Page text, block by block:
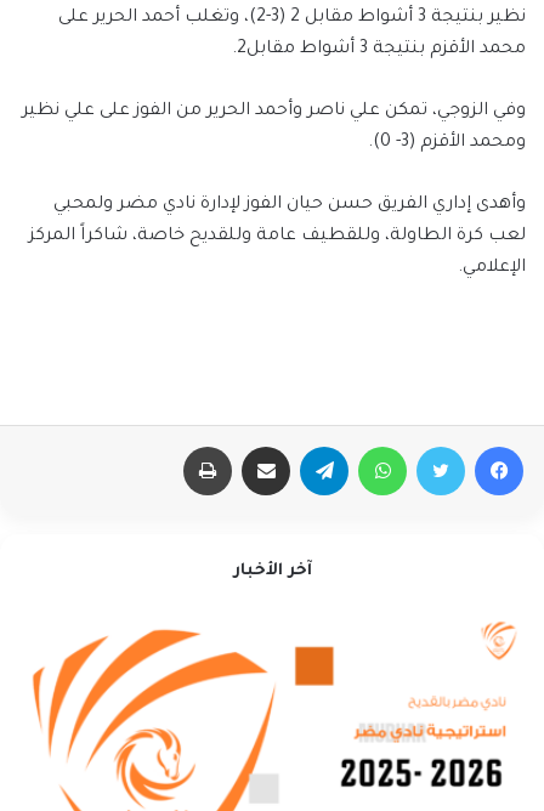
نظير بنتيجة 3 أشواط مقابل 2 (3-2)، وتغلب أحمد الحرير على
محمد الأقزم بنتيجة 3 أشواط مقابل2.
وفي الزوجي، تمكن علي ناصر وأحمد الحرير من الفوز على علي نظير
ومحمد الأقزم (3- 0).
وأهدى إداري الفريق حسن حيان الفوز لإدارة نادي مضر ولمحبي
لعب كرة الطاولة، وللقطيف عامة وللقديح خاصة، شاكراً المركز
الإعلامي.
فيسبوك تويتر واتساب تيلقرام مشاركة عبر البريد
آخر الأخبار